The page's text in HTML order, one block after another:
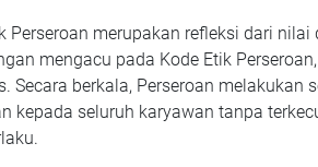
Perseroan merupakan refleksi dari
mengacu pada Kode Etik
Secara berkala, Perseroan
kepada seluruh karyawan tanpa